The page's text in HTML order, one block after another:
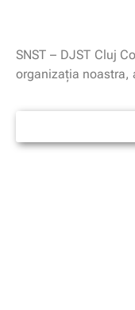
SNST – DJST Cluj
organizaţia noastra,